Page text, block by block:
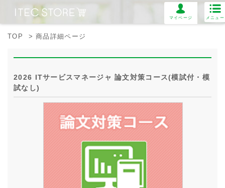
マイページ メニュー
TOP > 商品詳細ページ
2026 ITサービスマネージャ 論文対策コース(模試付・模
試なし)